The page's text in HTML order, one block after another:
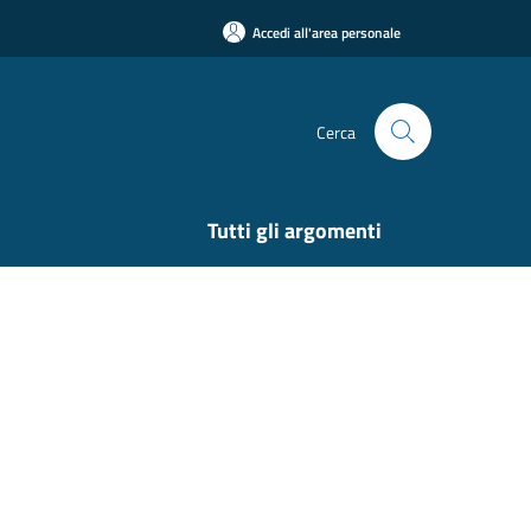
Accedi all'area personale
Cerca
Tutti gli argomenti